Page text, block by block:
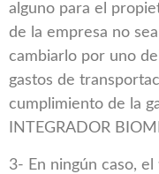
alguno para el
de la empresa no
cambiarlo por uno
gastos de
cumplimiento de la
INTEGRADOR
3- En ningún caso,